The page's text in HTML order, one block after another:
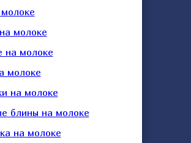
молоке
на молоке
молоке
на молоке
блины на молоке
на молоке